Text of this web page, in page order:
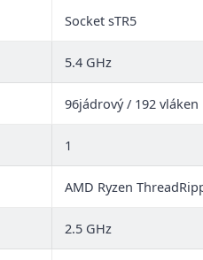
Socket sTR5
5.4 GHz
96jádrový / 192 vláken
1
AMD Ryzen
2.5 GHz